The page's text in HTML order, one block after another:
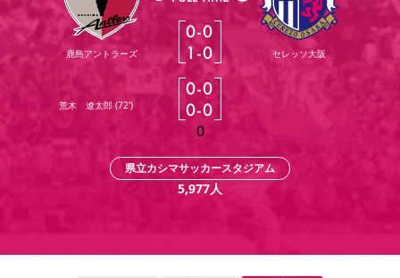
選手・スタッフ スケジュール メディア情報 アクセス レディース
アカデミー ハナサカプレーヤー 歴代所属選手
チケット情報 販売スケジュール 価格・席種 購入方法
シーズンシート 法人シーズンシート 福祉サービス
団体チケット
特定興行入場券 譲渡サービス リセールサービス
観戦ガイド
キッズ向けサービス
観戦マナー&ルール
ビジターサポーター観戦ガイド
スタジアム
YANMAR HANASAKA STADIUM
セレッソ大阪について
クラブ紹介 シーズン記録 求人情報
セレッソ大阪VISAカード
セレッソアイデアちょうだいな
Lise（ライセンスビジネス）
ファンクラブ
ファンクラブ
招待券引換方法 まいセレチケット
婚姻届・出生届・命名書
ニュース
チケット イベント
スポーツクラブ
レディース
鹿島アントラーズ
荒木 遼太郎 (72')
0-0
1-0
0-0
0-0
0
セレッソ大阪
県立カシマサッカースタジアム
5,977人